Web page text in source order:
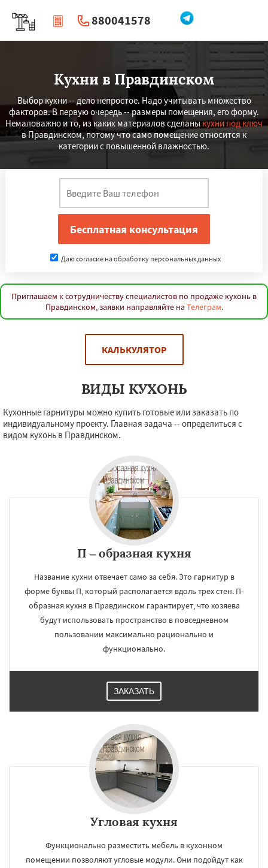
880041578
| Перезвоните мне
Кухни в Правдинском
Выбор кухни -- дело непростое. Надо учитывать множество
факторов. В первую очередь -- размеры помещения, его форму.
Немаловажно и то, из каких материалов сделаныкухни под ключ
в Правдинском, потому что само помещение относится к
категории с повышенной влажностью.
Даю согласие на обработку персональных данных
Приглашаем к сотрудничеству специалистов по продаже кухонь в
Правдинском, заявки направляйте на Телеграм.
КАЛЬКУЛЯТОР
ВИДЫ КУХОНЬ
Кухонные гарнитуры можно купить готовые или заказать по
индивидуальному проекту. Главная задача -- определиться с
видом кухонь в Правдинском.
П – образная кухня
Название кухни отвечает само за себя. Это гарнитур в
форме буквы П, который располагается вдоль трех стен. П-
образная кухня в Правдинском гарантирует, что хозяева
будут использовать пространство в повседневном
пользовании максимально рационально и
функционально.
ЗАКАЗАТЬ
Угловая кухня
Функционально разместить мебель в кухонном
помещении позволяют угловые модули. Они подойдут как